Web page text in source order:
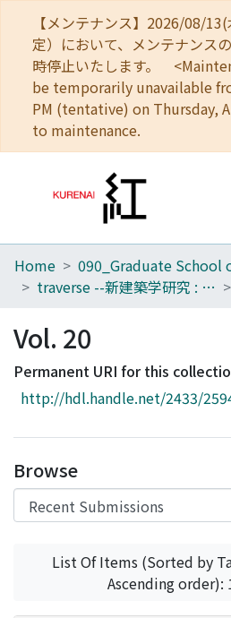
【メンテナンス】2026/08/
定）において、メンテナンス
時停止いたします。
be temporarily unavailable
PM (tentative) on Thursday,
to maintenance.
Home
Browse
Download Ranking
Access Statistics
Home
traverse --新建築学研究 : kyoto university architectural journal
Vol. 20
Permanent URI for this
http://hdl.handle.net/2433/
Browse
List Of Items (Sorted by
Ascending order):